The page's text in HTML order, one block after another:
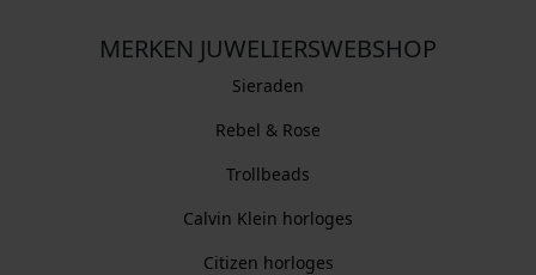
MERKEN JUWELIERSWEBSHOP
Sieraden
Rebel & Rose
Trollbeads
Calvin Klein horloges
Citizen horloges